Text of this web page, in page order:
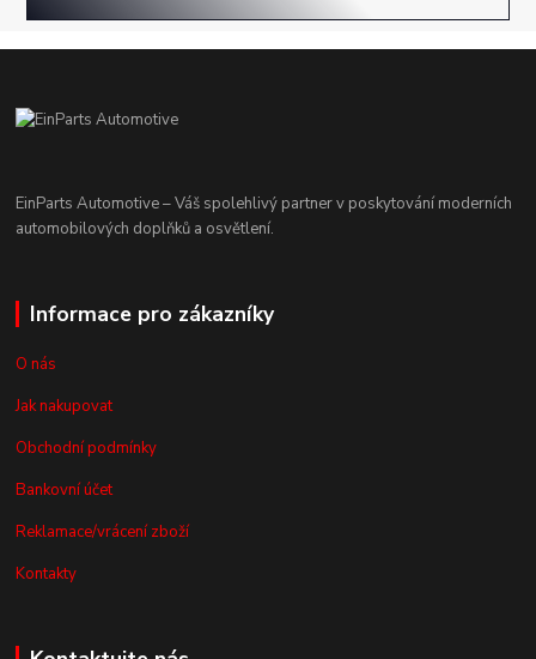
EinParts Automotive – Váš spolehlivý partner v poskytování moderních
automobilových doplňků a osvětlení.
Informace pro zákazníky
O nás
Jak nakupovat
Obchodní podmínky
Bankovní účet
Reklamace/vrácení zboží
Kontakty